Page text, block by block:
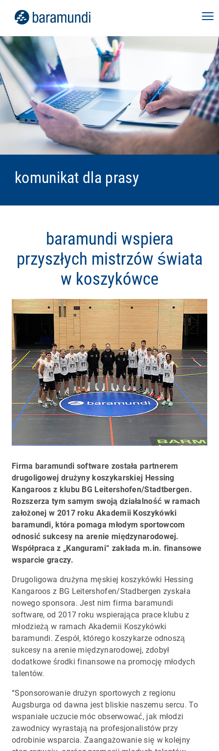
komunikat dla prasy
baramundi wspiera
przyszłych mistrzów świata
w koszykówce
Firma baramundi software została partnerem
drugoligowej drużyny koszykarskiej Hessing
Kangaroos z klubu BG Leitershofen/Stadtbergen.
Rozszerza tym samym swoją działalność w ramach
założonej w 2017 roku Akademii Koszykówki
baramundi, która pomaga młodym sportowcom
odnosić sukcesy na arenie międzynarodowej.
Współpraca z „Kangurami“ zakłada m.in. finansowe
wsparcie graczy.
Drugoligowa drużyna męskiej koszykówki Hessing
Kangaroos z BG Leitershofen/Stadbergen zyskała
nowego sponsora. Jest nim firma baramundi
software, od 2017 roku wspierająca prace klubu z
młodzieżą w ramach Akademii Koszykówki
baramundi. Zespół, którego koszykarze odnoszą
sukcesy na arenie międzynarodowej, zdobył
dodatkowe środki finansowe na promocję młodych
talentów.
“Sponsorowanie drużyn sportowych z regionu
Augsburga od dawna jest bliskie naszemu sercu. To
wspaniałe uczucie móc obserwować, jak młodzi
zawodnicy wyrastają na profesjonalistów przy
odrobinie wsparcia. Zaangażowanie się w kolejny